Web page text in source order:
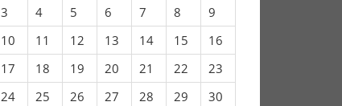
3
4 5 6 7 8
9
10
11 12 13 14 15
16
17
18 19 20 21 22
23
24
25 26 27 28 29
30